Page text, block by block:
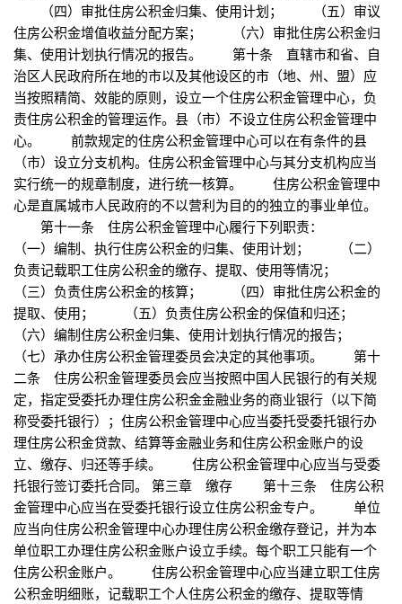
（四）审批住房公积金归集、使用计划； （五）审议
住房公积金增值收益分配方案； （六）审批住房公积金归
集、使用计划执行情况的报告。 第十条 直辖市和省、自
治区人民政府所在地的市以及其他设区的市（地、州、盟）应
当按照精简、效能的原则，设立一个住房公积金管理中心，负
责住房公积金的管理运作。县（市）不设立住房公积金管理中
心。 前款规定的住房公积金管理中心可以在有条件的县
（市）设立分支机构。住房公积金管理中心与其分支机构应当
实行统一的规章制度，进行统一核算。 住房公积金管理中
心是直属城市人民政府的不以营利为目的的独立的事业单位。
第十一条 住房公积金管理中心履行下列职责：
（一）编制、执行住房公积金的归集、使用计划； （二）
负责记载职工住房公积金的缴存、提取、使用等情况；
（三）负责住房公积金的核算； （四）审批住房公积金的
提取、使用； （五）负责住房公积金的保值和归还；
（六）编制住房公积金归集、使用计划执行情况的报告；
（七）承办住房公积金管理委员会决定的其他事项。 第十
二条 住房公积金管理委员会应当按照中国人民银行的有关规
定，指定受委托办理住房公积金金融业务的商业银行（以下简
称受委托银行）；住房公积金管理中心应当委托受委托银行办
理住房公积金贷款、结算等金融业务和住房公积金账户的设
立、缴存、归还等手续。 住房公积金管理中心应当与受委
托银行签订委托合同。 第三章 缴存 第十三条 住房公积
金管理中心应当在受委托银行设立住房公积金专户。 单位
应当向住房公积金管理中心办理住房公积金缴存登记，并为本
单位职工办理住房公积金账户设立手续。每个职工只能有一个
住房公积金账户。 住房公积金管理中心应当建立职工住房
公积金明细账，记载职工个人住房公积金的缴存、提取等情